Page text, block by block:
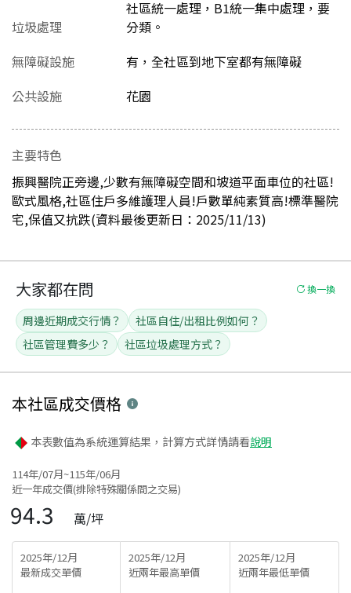
垃圾處理
社區統一處理，B1統一集中處理，要
分類。
無障礙設施
有，全社區到地下室都有無障礙
公共設施
花園
主要特色
振興醫院正旁邊,少數有無障礙空間和坡道平面車位的社區!
歐式風格,社區住戶多維護理人員!戶數單純素質高!標準醫院
宅,保值又抗跌(資料最後更新日：2025/11/13)
大家都在問 換一換
周邊近期成交行情？
社區自住/出租比例如何？
社區管理費多少？
社區垃圾處理方式？
本社區成交價格
本表數值為系統運算結果，計算方式詳情請看說明
114年/07月~115年/06月
近一年成交價(排除特殊關係間之交易)
94.3 萬/坪
2025年/12月
最新成交單價
2025年/12月
近兩年最高單價
2025年/12月
近兩年最低單價